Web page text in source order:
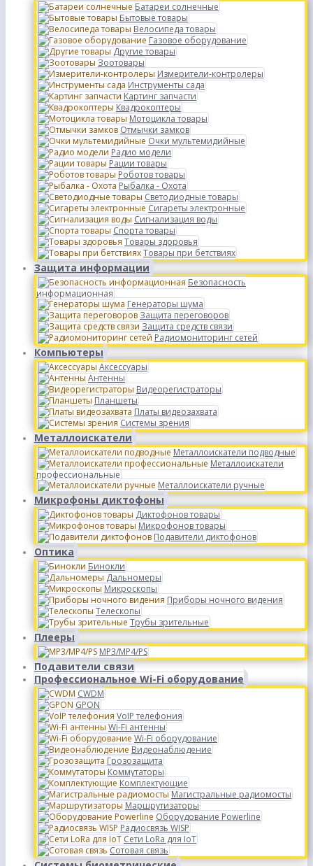
Батареи солнечные
Бытовые товары
Велосипеда товары
Газовое оборудование
Другие товары
Зоотовары
Измерители-контролеры
Инструменты сада
Картинг запчасти
Квадрокоптеры
Мотоцикла товары
Отмычки замков
Очки мультемидийные
Радио модели
Рации товары
Роботов товары
Рыбалка - Охота
Светодиодные товары
Сигареты электронные
Сигнализация воды
Спорта товары
Товары здоровья
Товары при бетствиях
Защита информации
Безопасность
информационная
Генераторы шума
Защита переговоров
Защита средств связи
Радиомониторинг сетей
Компьютеры
Аксессуары
Антенны
Видеорегистраторы
Планшеты
Платы видеозахвата
Системы зрения
Металлоискатели
Металлоискатели подводные
Металлоискатели
профессиональные
Металлоискатели ручные
Микрофоны диктофоны
Диктофонов товары
Микрофонов товары
Подавители диктофонов
Оптика
Бинокли
Дальномеры
Микроскопы
Приборы ночного видения
Телескопы
Трубы зрительные
Плееры
MP3/MP4/PS
Подавители связи
Профессиональное Wi-Fi оборудование
CWDM
GPON
VoIP телефония
Wi-Fi антенны
Wi-Fi оборудование
Видеонаблюдение
Грозозащита
Коммутаторы
Комплектующие
Магистральные радиомосты
Маршрутизаторы
Оборудование Powerline
Радиосвязь WISP
Сети LoRa для IoT
Сотовая связь